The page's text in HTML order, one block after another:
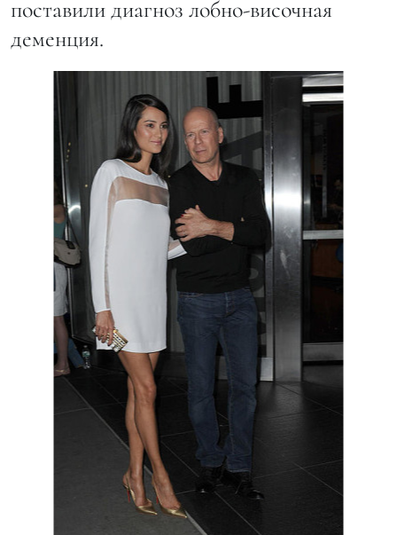
поставили диагноз лобно-височная
деменция.